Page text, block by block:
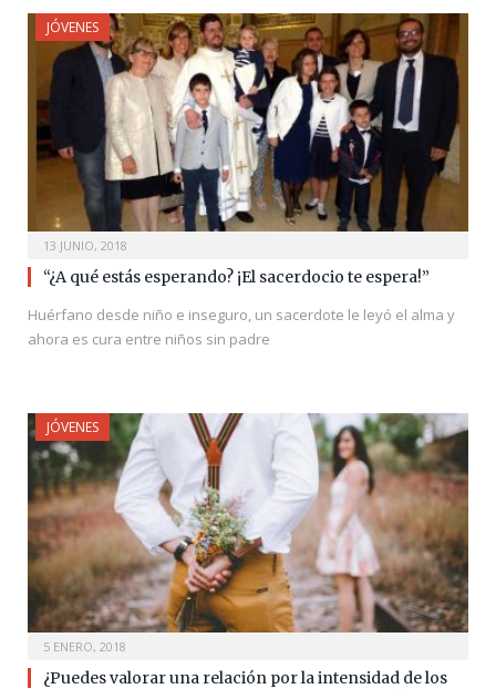
JÓVENES
13 JUNIO, 2018
“¿A qué estás esperando? ¡El sacerdocio te espera!”
Huérfano desde niño e inseguro, un sacerdote le leyó el alma y
ahora es cura entre niños sin padre
JÓVENES
5 ENERO, 2018
¿Puedes valorar una relación por la intensidad de los